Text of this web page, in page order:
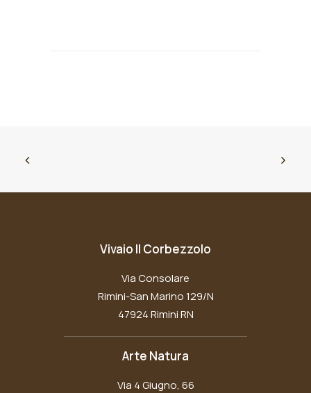
Vivaio Il Corbezzolo
Via Consolare
Rimini-San Marino 129/N
47924 Rimini RN
Arte Natura
Via 4 Giugno, 66